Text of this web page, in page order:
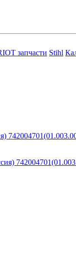
запчасти Stihl